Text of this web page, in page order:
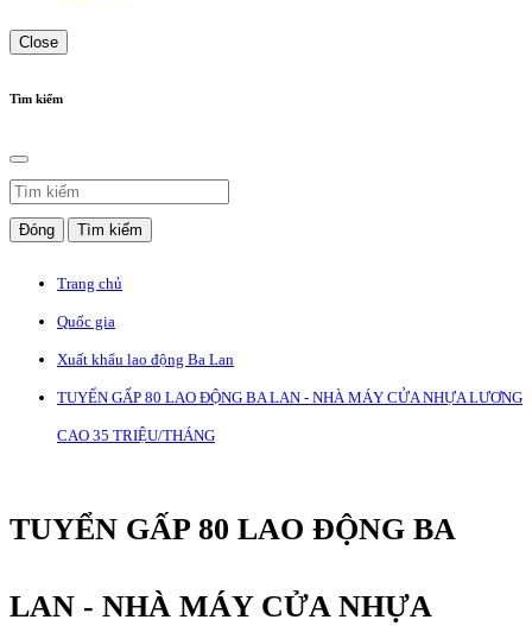
Close
Tìm kiếm
Đóng Tìm kiếm
Trang chủ
Quốc gia
Xuất khẩu lao động Ba Lan
TUYỂN GẤP 80 LAO ĐỘNG BA LAN - NHÀ MÁY CỬA NHỰA LƯƠNG
CAO 35 TRIỆU/THÁNG
TUYỂN GẤP 80 LAO ĐỘNG BA
LAN - NHÀ MÁY CỬA NHỰA